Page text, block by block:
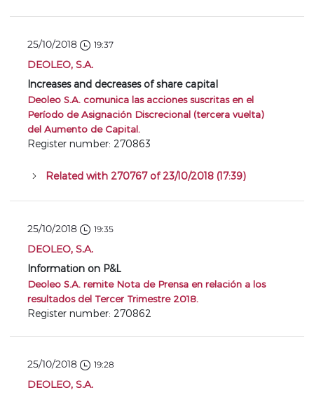
25/10/2018 19:37
DEOLEO, S.A.
Increases and decreases of share capital
Deoleo S.A. comunica las acciones suscritas en el
Período de Asignación Discrecional (tercera vuelta)
del Aumento de Capital.
Register number: 270863
Related with 270767 of 23/10/2018 (17:39)
25/10/2018 19:35
DEOLEO, S.A.
Information on P&L
Deoleo S.A. remite Nota de Prensa en relación a los
resultados del Tercer Trimestre 2018.
Register number: 270862
25/10/2018 19:28
DEOLEO, S.A.